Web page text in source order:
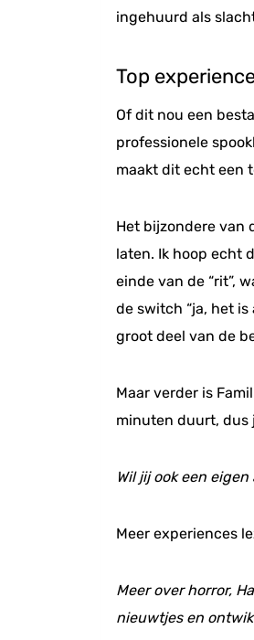
ingehuurd als
Top
Of dit nou een
professionele
maakt dit echt een
Het bijzondere van
laten. Ik hoop echt
einde van de “rit”,
de switch “ja, het is
groot deel van de
Maar verder is
minuten duurt, dus
Wil jij ook een
Meer experiences
Meer over horror,
nieuwtjes en